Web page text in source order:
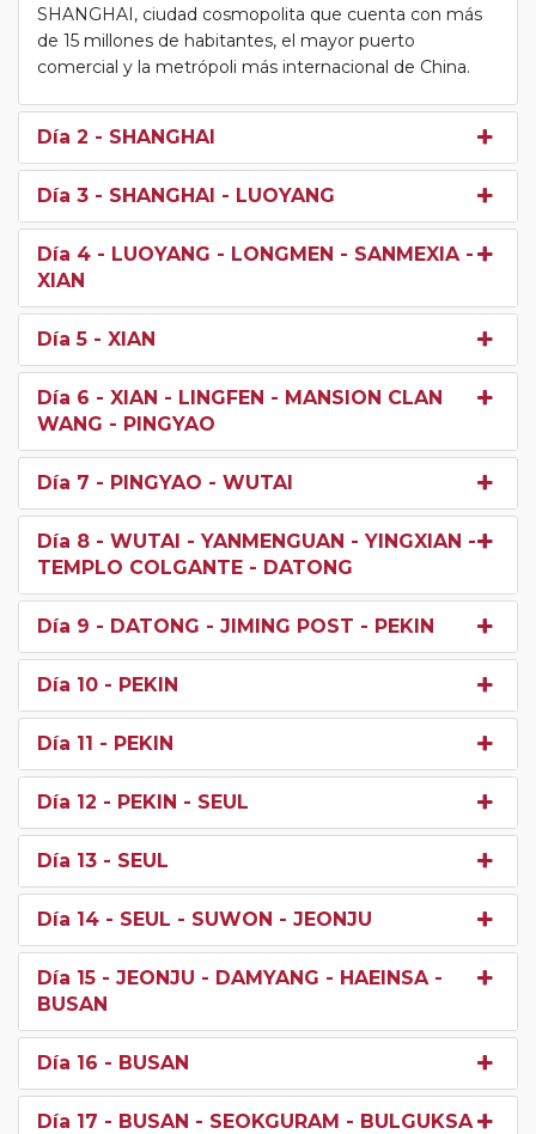
SHANGHAI, ciudad cosmopolita que cuenta con más
de 15 millones de habitantes, el mayor puerto
comercial y la metrópoli más internacional de China.
Día 2 - SHANGHAI
Día 3 - SHANGHAI - LUOYANG
Día 4 - LUOYANG - LONGMEN - SANMEXIA -
XIAN
Día 5 - XIAN
Día 6 - XIAN - LINGFEN - MANSION CLAN
WANG - PINGYAO
Día 7 - PINGYAO - WUTAI
Día 8 - WUTAI - YANMENGUAN - YINGXIAN -
TEMPLO COLGANTE - DATONG
Día 9 - DATONG - JIMING POST - PEKIN
Día 10 - PEKIN
Día 11 - PEKIN
Día 12 - PEKIN - SEUL
Día 13 - SEUL
Día 14 - SEUL - SUWON - JEONJU
Día 15 - JEONJU - DAMYANG - HAEINSA -
BUSAN
Día 16 - BUSAN
Día 17 - BUSAN - SEOKGURAM - BULGUKSA -